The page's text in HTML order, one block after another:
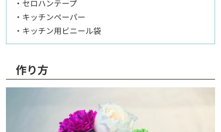
・セロハンテープ
・キッチンペーパー
・キッチン用ビニール袋
作り方